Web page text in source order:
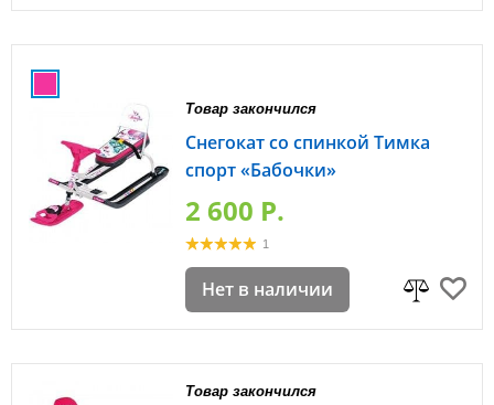
Товар закончился
Снегокат со спинкой Тимка
спорт «Бабочки»
2 600 P.
1
Нет в наличии
Товар закончился